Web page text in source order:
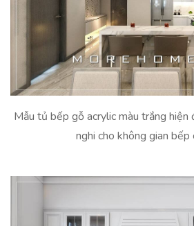
Mẫu tủ bếp gỗ acrylic màu trắng hiện
nghi cho không gian bếp